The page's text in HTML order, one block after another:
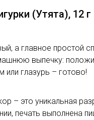
(Утята), 12 г
а главное простой
выпечку:
или глазурь – готово!
– это уникальная
печать выполнена